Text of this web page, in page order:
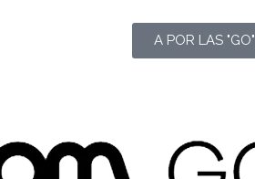
A POR LAS "GO"